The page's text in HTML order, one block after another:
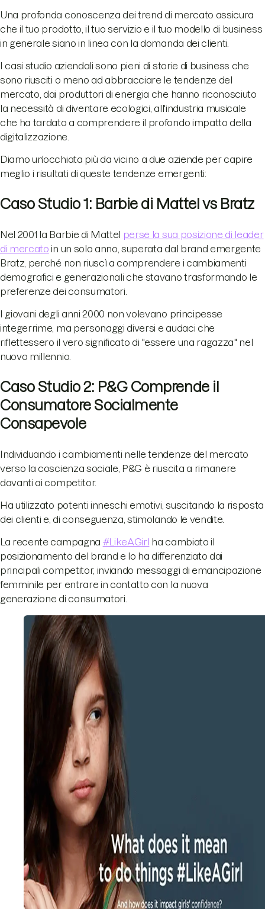
Una profonda conoscenza dei trend di mercato assicura
che il tuo prodotto, il tuo servizio e il tuo modello di business
in generale siano in linea con la domanda dei clienti.
I casi studio aziendali sono pieni di storie di business che
sono riusciti o meno ad abbracciare le tendenze del
mercato, dai produttori di energia che hanno riconosciuto
la necessità di diventare ecologici, all'industria musicale
che ha tardato a comprendere il profondo impatto della
digitalizzazione.
Diamo un'occhiata più da vicino a due aziende per capire
meglio i risultati di queste tendenze emergenti:
Caso Studio 1: Barbie di Mattel vs Bratz
Nel 2001 la Barbie di Mattel perse la sua posizione di leader
di mercato in un solo anno, superata dal brand emergente
Bratz, perché non riuscì a comprendere i cambiamenti
demografici e generazionali che stavano trasformando le
preferenze dei consumatori.
I giovani degli anni 2000 non volevano principesse
integerrime, ma personaggi diversi e audaci che
riflettessero il vero significato di "essere una ragazza" nel
nuovo millennio.
Caso Studio 2: P&G Comprende il
Consumatore Socialmente
Consapevole
Individuando i cambiamenti nelle tendenze del mercato
verso la coscienza sociale, P&G è riuscita a rimanere
davanti ai competitor.
Ha utilizzato potenti inneschi emotivi, suscitando la risposta
dei clienti e, di conseguenza, stimolando le vendite.
La recente campagna #LikeAGirl ha cambiato il
posizionamento del brand e lo ha differenziato dai
principali competitor, inviando messaggi di emancipazione
femminile per entrare in contatto con la nuova
generazione di consumatori.